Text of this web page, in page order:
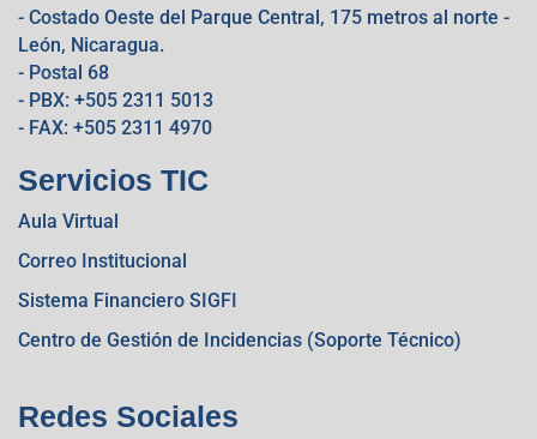
- Costado Oeste del Parque Central, 175 metros al norte -
León, Nicaragua.
- Postal 68
- PBX: +505 2311 5013
- FAX: +505 2311 4970
Servicios TIC
Aula Virtual
Correo Institucional
Sistema Financiero SIGFI
Centro de Gestión de Incidencias (Soporte Técnico)
Redes Sociales